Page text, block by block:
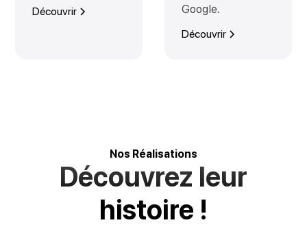
Découvrir
Google.
Découvrir
Nos Réalisations
Découvrez leur
histoire !